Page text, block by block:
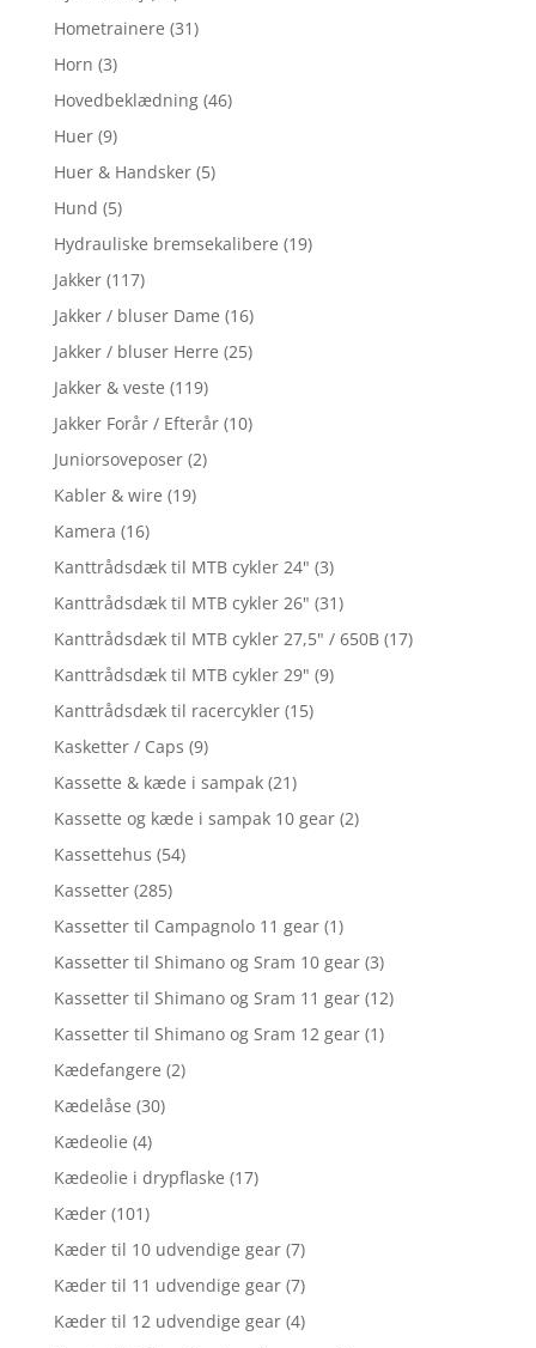
Hometrainere (31)
Horn (3)
Hovedbeklædning (46)
Huer (9)
Huer & Handsker (5)
Hund (5)
Hydrauliske bremsekalibere (19)
Jakker (117)
Jakker / bluser Dame (16)
Jakker / bluser Herre (25)
Jakker & veste (119)
Jakker Forår / Efterår (10)
Juniorsoveposer (2)
Kabler & wire (19)
Kamera (16)
Kanttrådsdæk til MTB cykler 24" (3)
Kanttrådsdæk til MTB cykler 26" (31)
Kanttrådsdæk til MTB cykler 27,5" / 650B (17)
Kanttrådsdæk til MTB cykler 29" (9)
Kanttrådsdæk til racercykler (15)
Kasketter / Caps (9)
Kassette & kæde i sampak (21)
Kassette og kæde i sampak 10 gear (2)
Kassettehus (54)
Kassetter (285)
Kassetter til Campagnolo 11 gear (1)
Kassetter til Shimano og Sram 10 gear (3)
Kassetter til Shimano og Sram 11 gear (12)
Kassetter til Shimano og Sram 12 gear (1)
Kædefangere (2)
Kædelåse (30)
Kædeolie (4)
Kædeolie i drypflaske (17)
Kæder (101)
Kæder til 10 udvendige gear (7)
Kæder til 11 udvendige gear (7)
Kæder til 12 udvendige gear (4)